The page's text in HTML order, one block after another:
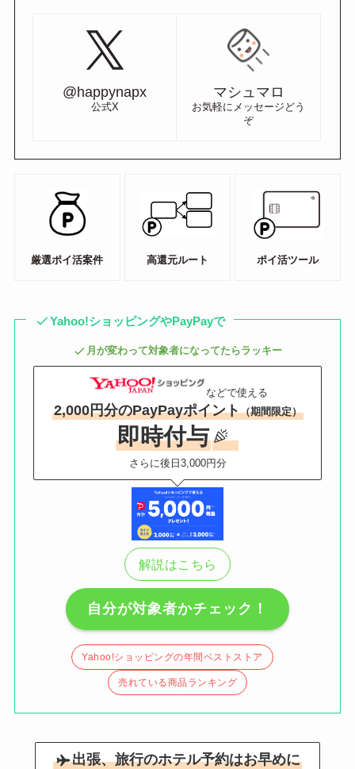
@happynapx
公式X
マシュマロ
お気軽にメッセージどう
ぞ
厳選ポイ活案件 高還元ルート ポイ活ツール
Yahoo!ショッピングやPayPayで
月が変わって対象者になってたらラッキー
などで使える
2,000円分のPayPayポイント（期間限定）
即時付与
さらに後日3,000円分
解説はこちら
自分が対象者かチェック！
Yahoo!ショッピングの年間ベストストア
売れている商品ランキング
出張、旅行のホテル予約はお早めに